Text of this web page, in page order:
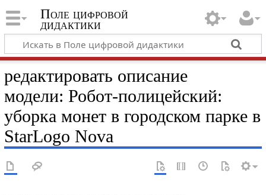
Поле цифровой
дидактики
редактировать описание
модели: Робот-полицейский:
уборка монет в городском парке в
StarLogo Nova